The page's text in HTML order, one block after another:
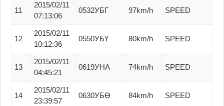
11
2015/02/11
07:13:06
0532УБГ 97km/h SPEED
12
2015/02/11
10:12:36
0550УБҮ 80km/h SPEED
13
2015/02/11
04:45:21
0619УНА 74km/h SPEED
14
2015/02/11
23:39:57
0630УБӨ 84km/h SPEED